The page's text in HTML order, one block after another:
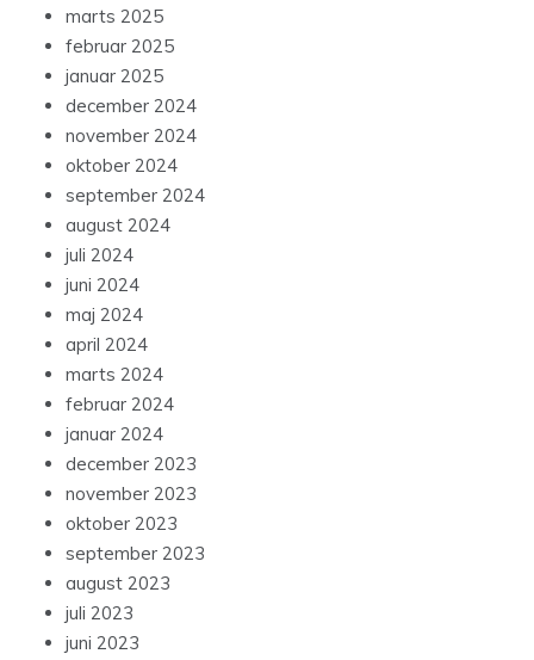
marts 2025
februar 2025
januar 2025
december 2024
november 2024
oktober 2024
september 2024
august 2024
juli 2024
juni 2024
maj 2024
april 2024
marts 2024
februar 2024
januar 2024
december 2023
november 2023
oktober 2023
september 2023
august 2023
juli 2023
juni 2023